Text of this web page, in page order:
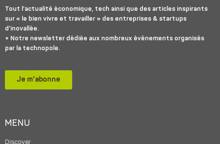
Tout l’actualité économique, tech ainsi que des articles inspirants
sur « le bien vivre et travailler » des entreprises & startups
d’inovallée.
+ Notre newsletter dédiée aux nombreux événements organisés
par la technopole.
Je m'abonne
MENU
Discover